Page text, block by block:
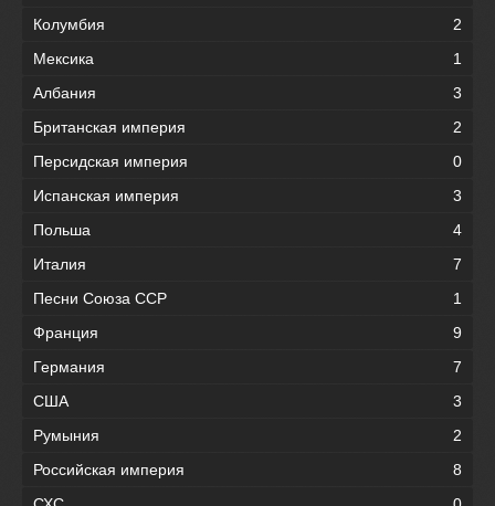
Колумбия
2
Мексика
1
Албания
3
Британская империя
2
Персидская империя
0
Испанская империя
3
Польша
4
Италия
7
Песни Союза ССР
1
Франция
9
Германия
7
США
3
Румыния
2
Российская империя
8